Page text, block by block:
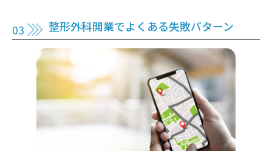
整形外科開業でよくある失敗パターン